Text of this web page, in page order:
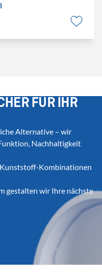
FÜR IHR
Alternative – wir
Nachhaltigkeit
Kombinationen
gestalten wir Ihre nächste